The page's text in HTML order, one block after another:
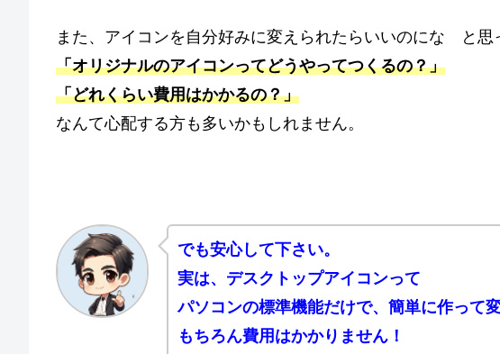
また、アイコンを自分好みに変えられたらいいのにな と思
「オリジナルのアイコンってどうやってつくるの？」
「どれくらい費用はかかるの？」
なんて心配する方も多いかもしれません。
でも安心して下さい。
実は、デスクトップアイコンって
パソコンの標準機能だけで、簡単に作って
もちろん費用はかかりません！